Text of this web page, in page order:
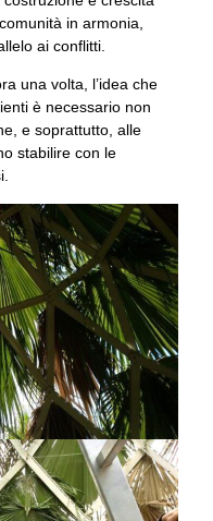
in armonia,
ai conflitti.
una volta, l’idea che
è necessario non
e soprattutto, alle
stabilire con le